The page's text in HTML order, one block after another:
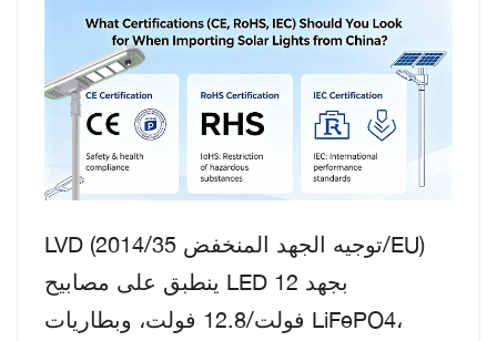
LVD (توجيه الجهد المنخفض 2014/35/EU)
ينطبق على مصابيح LED بجهد 12
فولت/12.8 فولت، وبطاريات LiFePO4،